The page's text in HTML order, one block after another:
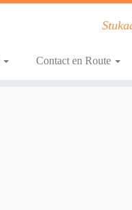
Contact en Route